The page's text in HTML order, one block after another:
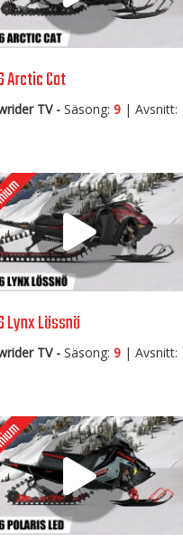
Arctic Cat
TV - Säsong:9 | Avsnitt:
Lynx Lössnö
TV - Säsong:9 | Avsnitt: